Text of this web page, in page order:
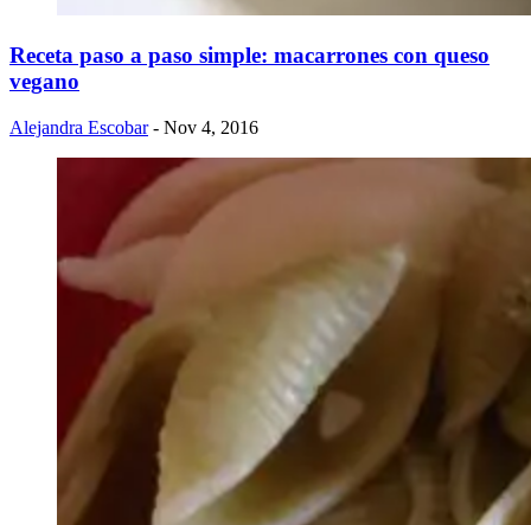
Receta paso a paso simple: macarrones con queso
vegano
Alejandra Escobar - Nov 4, 2016